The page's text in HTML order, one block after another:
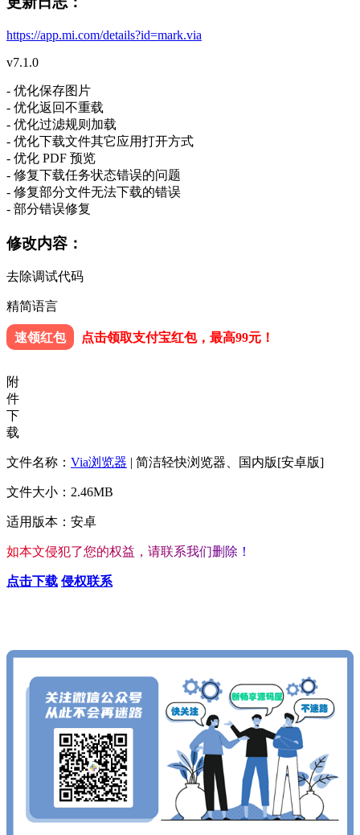
https://app.mi.com/details?id=mark.via
v7.1.0
- 优化保存图片
- 优化返回不重载
- 优化过滤规则加载
- 优化下载文件其它应用打开方式
- 优化 PDF 预览
- 修复下载任务状态错误的问题
- 修复部分文件无法下载的错误
- 部分错误修复
修改内容：
去除调试代码
精简语言
速领红包 点击领取支付宝红包，最高99元！
附
件
下
载
文件名称： Via浏览器 | 简洁轻快浏览器、国内版[安卓版]
文件大小：2.46MB
适用版本：安卓
如本文侵犯了您的权益 ， 请联系我们删 除 ！
点击下载 侵权联系